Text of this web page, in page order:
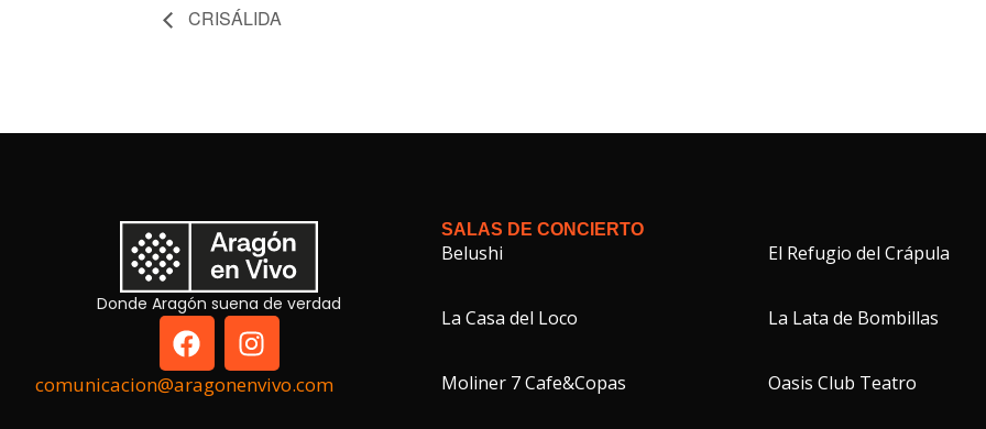
CRISÁLIDA
Donde Aragón suena de verdad
comunicacion@aragonenvivo.com
SALAS DE CONCIERTO
Belushi El Refugio del Crápula
La Casa del Loco La Lata de Bombillas
Moliner 7 Cafe&Copas Oasis Club Teatro